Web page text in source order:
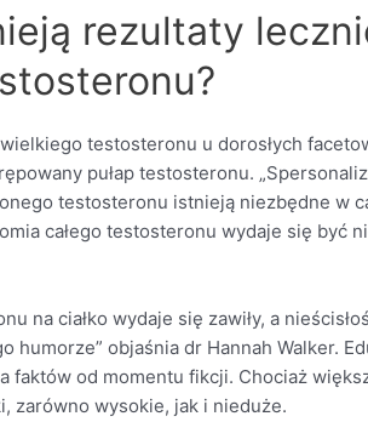
rezultaty
testosteronu u dorosłych
pułap testosteronu.
testosteronu istnieją niezbędne w
całego testosteronu wydaje się
na ciałko wydaje się zawiły, a
humorze” objaśnia dr Hannah Walker.
faktów od momentu fikcji. Chociaż
zarówno wysokie, jak i nieduże.